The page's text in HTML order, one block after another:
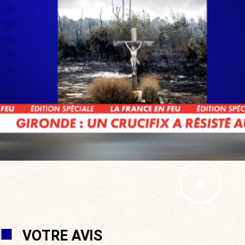
VOTRE AVIS